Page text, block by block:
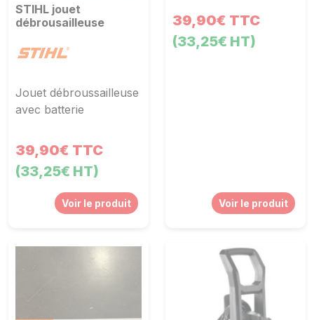
STIHL jouet
débrousailleuse
Jouet débroussailleuse
avec batterie
39,90€ TTC
(33,25€ HT)
Voir le produit
39,90€ TTC
(33,25€ HT)
Voir le produit